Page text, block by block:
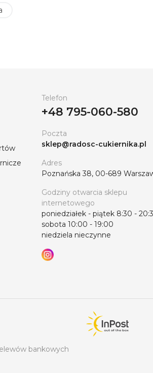
Telefon
+48 795-060-580
Poczta
sklep@radosc-cukiernika.pl
Adres
Poznańska 38, 00-689
Godziny otwarcia sklepu
internetowego
poniedziałek - piątek 8:30 -
sobota 10:00 - 19:00
niedziela nieczynne
bankowych